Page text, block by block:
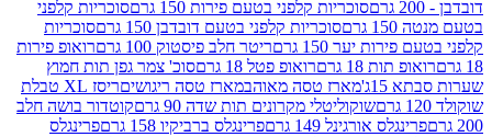
סוכריות קלפני בטעם פירות 150 גרם
סוכריות קלפני
סוכריות קלפני בטעם דובדבן 150 גרם
סוכריות
יער 150 גרם
ריטר חלב פיסטוק 100 גרם
רואופ פירות
תות 18 גרם
רואופ פטל 18 גרם
סוכ' צמר גפן תות חמוץ
מארז טסה מאוהב מארז טסה ריגושים
ריסז XL טבלת
שוקוליטלי מקרונים תות שדה 90 גרם
קוטדור בושה חלב
אורגינל 149 גרם
פרינגלס ברביקיו 158 גרם
פרינגלס